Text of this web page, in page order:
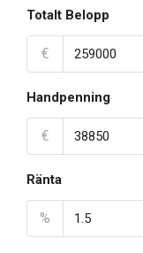
Totalt Belopp
€
Handpenning
€
Ränta
%